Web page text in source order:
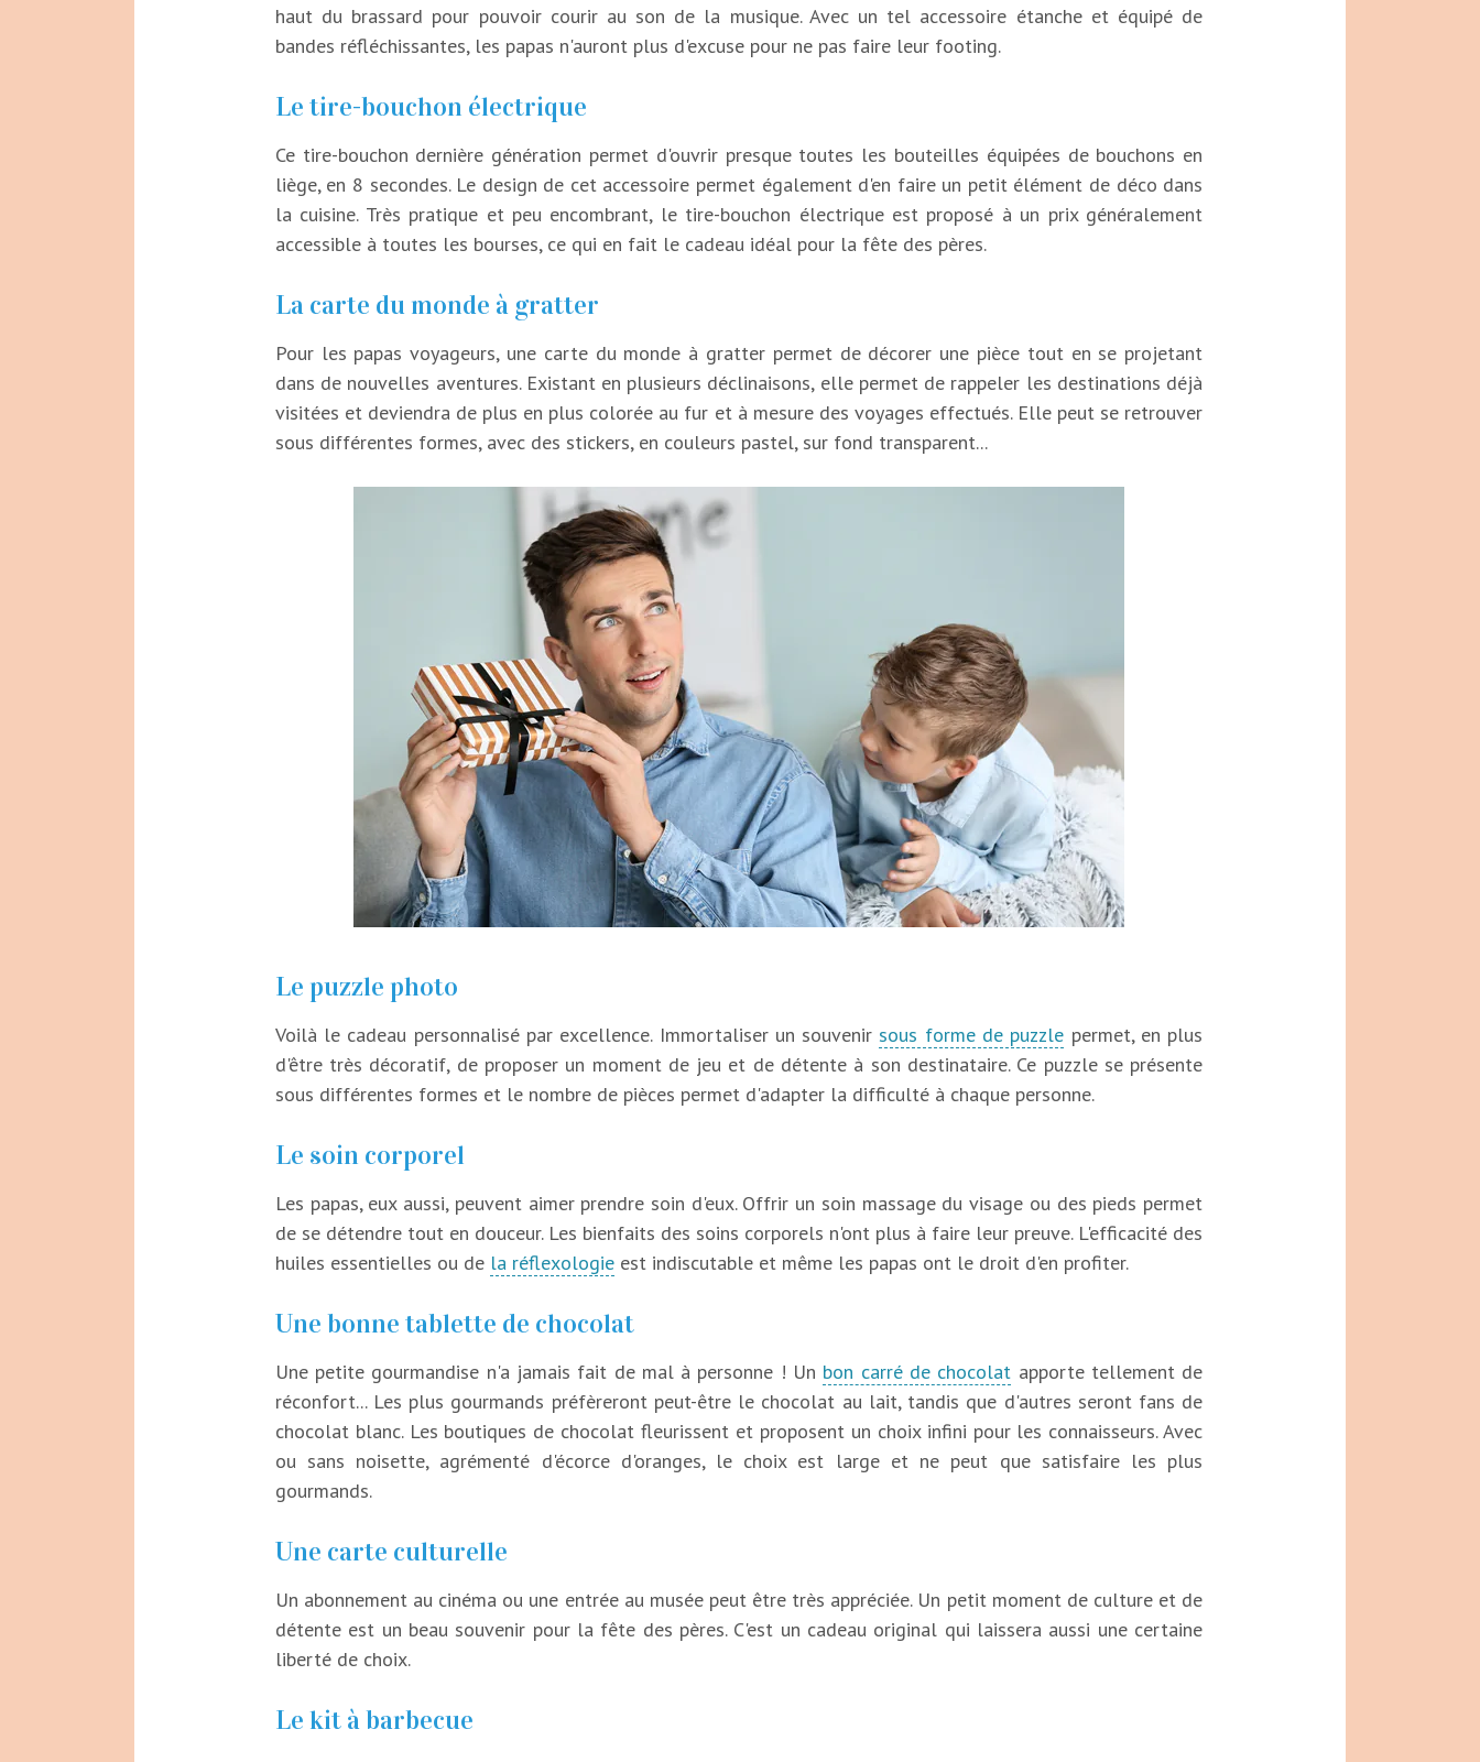
haut du brassard pour pouvoir courir au son de la musique. Avec un tel accessoire étanche et équipé de
bandes réfléchissantes, les papas n'auront plus d'excuse pour ne pas faire leur footing.
Le tire-bouchon électrique
Ce tire-bouchon dernière génération permet d'ouvrir presque toutes les bouteilles équipées de bouchons en
liège, en 8 secondes. Le design de cet accessoire permet également d'en faire un petit élément de déco dans
la cuisine. Très pratique et peu encombrant, le tire-bouchon électrique est proposé à un prix généralement
accessible à toutes les bourses, ce qui en fait le cadeau idéal pour la fête des pères.
La carte du monde à gratter
Pour les papas voyageurs, une carte du monde à gratter permet de décorer une pièce tout en se projetant
dans de nouvelles aventures. Existant en plusieurs déclinaisons, elle permet de rappeler les destinations déjà
visitées et deviendra de plus en plus colorée au fur et à mesure des voyages effectués. Elle peut se retrouver
sous différentes formes, avec des stickers, en couleurs pastel, sur fond transparent...
Le puzzle photo
Voilà le cadeau personnalisé par excellence. Immortaliser un souvenirsous forme de puzzle permet, en plus
d'être très décoratif, de proposer un moment de jeu et de détente à son destinataire. Ce puzzle se présente
sous différentes formes et le nombre de pièces permet d'adapter la difficulté à chaque personne.
Le soin corporel
Les papas, eux aussi, peuvent aimer prendre soin d'eux. Offrir un soin massage du visage ou des pieds permet
de se détendre tout en douceur. Les bienfaits des soins corporels n'ont plus à faire leur preuve. L'efficacité des
huiles essentielles ou de la réflexologieest indiscutable et même les papas ont le droit d'en profiter.
Une bonne tablette de chocolat
Une petite gourmandise n'a jamais fait de mal à personne ! Un bon carré de chocolat apporte tellement de
réconfort... Les plus gourmands préfèreront peut-être le chocolat au lait, tandis que d'autres seront fans de
chocolat blanc. Les boutiques de chocolat fleurissent et proposent un choix infini pour les connaisseurs. Avec
ou sans noisette, agrémenté d'écorce d'oranges, le choix est large et ne peut que satisfaire les plus
gourmands.
Une carte culturelle
Un abonnement au cinéma ou une entrée au musée peut être très appréciée. Un petit moment de culture et de
détente est un beau souvenir pour la fête des pères. C'est un cadeau original qui laissera aussi une certaine
liberté de choix.
Le kit à barbecue